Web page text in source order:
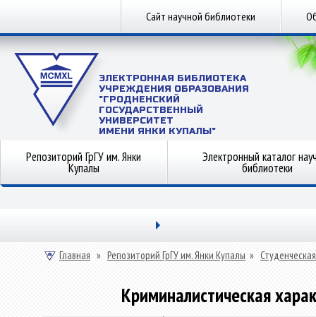
Сайт научной библиотеки
ЭЛЕКТРОННАЯ БИБЛИОТЕКА
УЧРЕЖДЕНИЯ ОБРАЗОВАНИЯ
"ГРОДНЕНСКИЙ
ГОСУДАРСТВЕННЫЙ
УНИВЕРСИТЕТ
ИМЕНИ ЯНКИ КУПАЛЫ"
Репозиторий ГрГУ им. Янки
Купалы
Электронный каталог
библиотеки
Главная » Репозиторий ГрГУ им. Янки Купалы »
Криминалистическая